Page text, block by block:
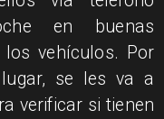
en buenas
vehículos. Por
se les va a
verificar si tienen